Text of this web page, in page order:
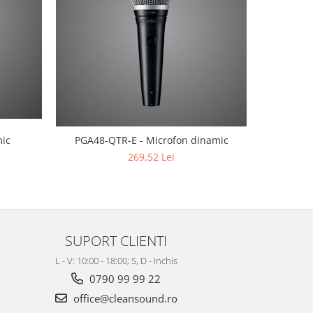
PGA48-QTR-E - Microfon dinamic
269,52 Lei
SUPORT CLIENTI
L - V: 10:00 - 18:00; S, D - Inchis
0790 99 99 22
office@cleansound.ro